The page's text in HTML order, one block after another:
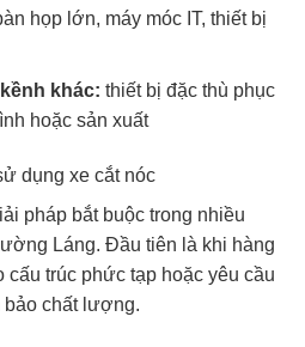
họp lớn, máy móc IT, thiết bị
khác: thiết bị đặc thù phục
hoặc sản xuất
dụng xe cắt nóc
pháp bắt buộc trong nhiều
Láng. Đầu tiên là khi hàng
cấu trúc phức tạp hoặc yêu cầu
bảo chất lượng.